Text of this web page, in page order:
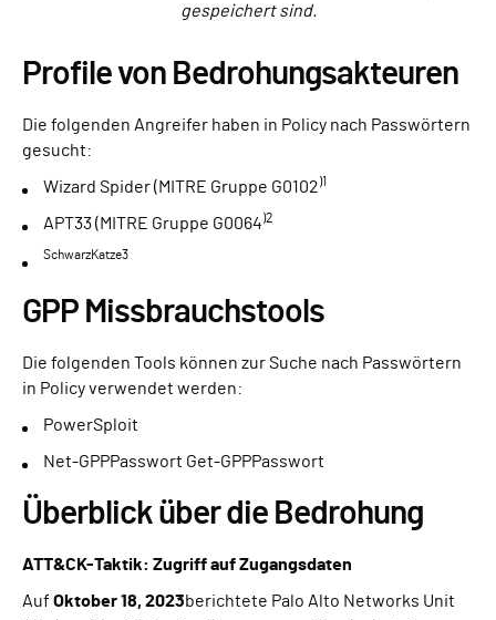
gespeichert sind.
Profile von Bedrohungsakteuren
Die folgenden Angreifer haben in Policy nach Passwörtern
gesucht:
Wizard Spider (MITRE Gruppe G0102)1
APT33 (MITRE Gruppe G0064)2
SchwarzKatze3
GPP Missbrauchstools
Die folgenden Tools können zur Suche nach Passwörtern
in Policy verwendet werden:
PowerSploit
Net-GPPPasswort Get-GPPPasswort
Überblick über die Bedrohung
ATT&CK-Taktik: Zugriff auf Zugangsdaten
Auf Oktober 18, 2023berichtete Palo Alto Networks Unit